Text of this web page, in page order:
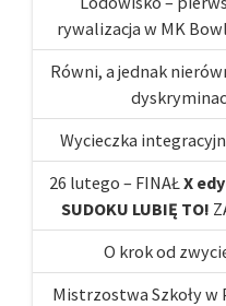
rywalizacja w MK
Równi, a jednak
Wycieczka
26 lutego – FINAŁ X
SUDOKU LUBIĘ TO!
O krok od
Mistrzostwa Szkoły w